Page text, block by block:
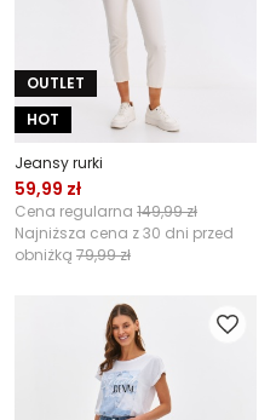
OUTLET
HOT
Jeansy rurki
59,99 zł
Cena regularna 149,99 zł
Najniższa cena z 30 dni przed
obniżką 79,99 zł